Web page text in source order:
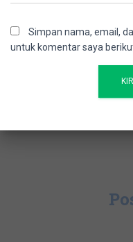
Simpan nama, email,
untuk komentar saya